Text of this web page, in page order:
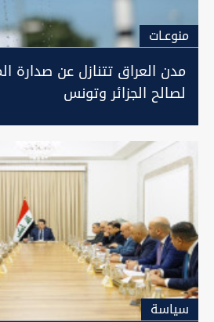
منوعـات
مدن العراق تتنازل عن صدارة
لصالح الجزائر وتونس
سیاسة